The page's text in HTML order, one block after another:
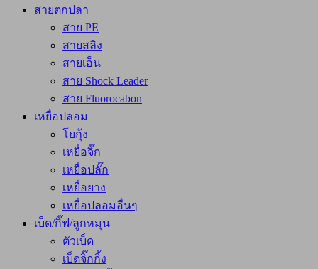
สายตกปลา
สาย PE
สายสลิง
สายเอ็น
สาย Shock Leader
สาย Fluorocabon
เหยื่อปลอม
โยกุ้ง
เหยื่อจิ๊ก
เหยื่อปลั๊ก
เหยื่อยาง
เหยื่อปลอมอื่นๆ
เบ็ด/กิ๊ฟ/ลูกหมุน
ตัวเบ็ด
เบ็ดจิ๊กกิ้ง